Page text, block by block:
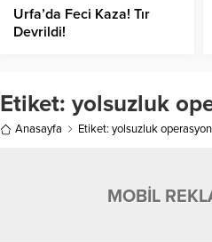
Urfa’da Feci Kaza! Tır
Devrildi!
Etiket: yolsuzluk
Anasayfa Etiket: yolsuzluk
MOBİL